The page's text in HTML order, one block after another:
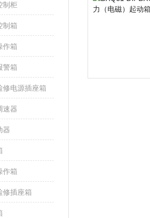
制柜
制箱
作箱
警箱
修电源插座箱
速器
器
作箱
修插座箱